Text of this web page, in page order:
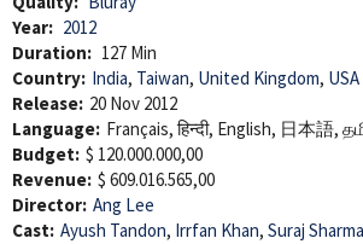
Year: 2012
Duration: 127 Min
Country: India, Taiwan, United Kingdom, USA
Release: 20 Nov 2012
Language: Français, हिन्दी, English, 日本語,
Budget: $ 120.000.000,00
Revenue: $ 609.016.565,00
Director: Ang Lee
Cast: Ayush Tandon, Irrfan Khan, Suraj Sharma